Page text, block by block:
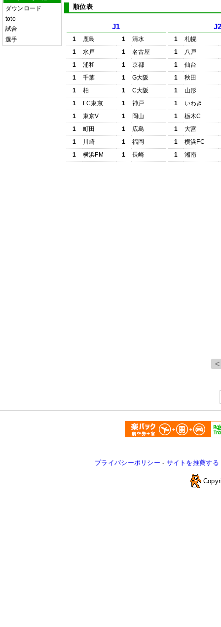
ダウンロード
toto
試合
選手
順位表
J1
1 鹿島 1
清水
1
水戸 1
名古屋
1
浦和 1
京都
1
千葉 1
G大阪
1
柏 1
C大阪
1
FC東京 1
神戸
1
東京V 1
岡山
1
町田 1
広島
1
川崎 1
福岡
1
横浜FM 1 長崎
1
札幌
1
八戸
1
仙台
1
秋田
1
山形
1
いわき
1
栃木C
1
大宮
1
横浜FC
1
湘南
プライバシーポリシー - サイトを推薦する